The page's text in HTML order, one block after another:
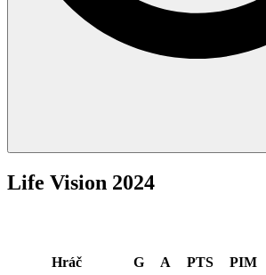
Life Vision 2024
Hráč G A PTS PIM